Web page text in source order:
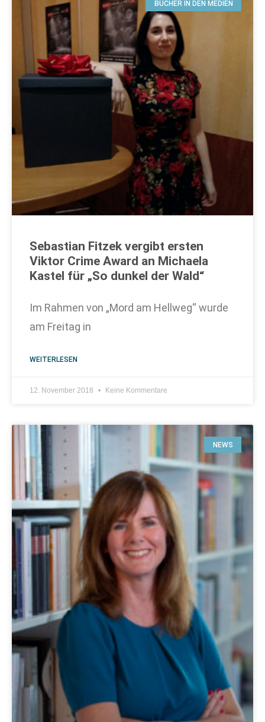
BÜCHER IN DEN MEDIEN
Sebastian Fitzek vergibt ersten
Viktor Crime Award an Michaela
Kastel für „So dunkel der Wald“
Im Rahmen von „Mord am Hellweg“ wurde
am Freitag in
WEITERLESEN
12. November 2018 Keine Kommentare
NEWS